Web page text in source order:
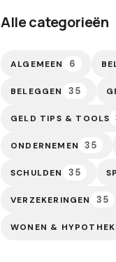
Alle categorieën
ALGEMEEN 6
BELEGGEN 35
GELD TIPS & TOOLS
ONDERNEMEN 35
SCHULDEN 35
VERZEKERINGEN 35
WONEN &